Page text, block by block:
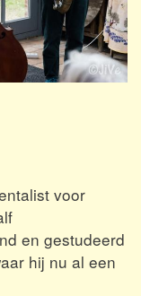
voor
en gestudeerd
hij nu al een